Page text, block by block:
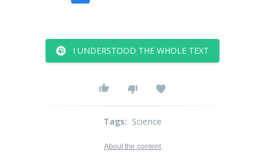
I UNDERSTOOD THE WHOLE TEXT
Tags: Science
About the content